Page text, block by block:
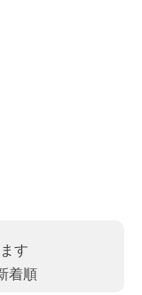
す
着順